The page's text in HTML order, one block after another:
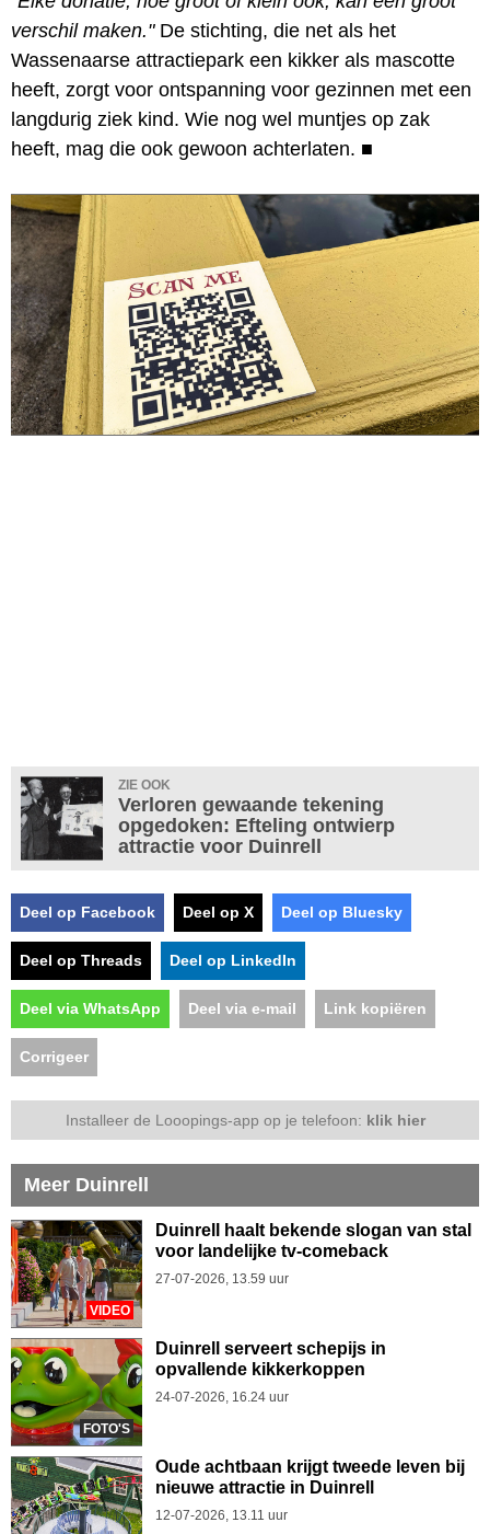
verschil maken."De stichting, die net als het
Wassenaarse attractiepark een kikker als mascotte
heeft, zorgt voor ontspanning voor gezinnen met een
langdurig ziek kind. Wie nog wel muntjes op zak
heeft, mag die ook gewoon achterlaten. ■
ZIE OOK
Verloren gewaande tekening
opgedoken: Efteling ontwierp
attractie voor Duinrell
Deel op Facebook Deel op X Deel op Bluesky
Deel op Threads Deel op LinkedIn
Deel via WhatsApp Deel via e-mail Link kopiëren
Corrigeer
Installeer de Looopings-app op je telefoon: klik hier
Meer Duinrell
VIDEO
Duinrell haalt bekende slogan van stal
voor landelijke tv-comeback
27-07-2026, 13.59 uur
FOTO'S
Duinrell serveert schepijs in
opvallende kikkerkoppen
24-07-2026, 16.24 uur
Oude achtbaan krijgt tweede leven bij
nieuwe attractie in Duinrell
12-07-2026, 13.11 uur